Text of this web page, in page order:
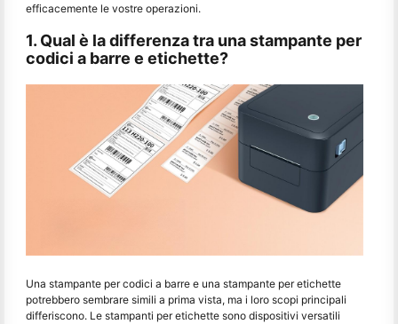
efficacemente le vostre operazioni.
1. Qual è la differenza tra una stampante per
codici a barre e etichette?
Una stampante per codici a barre e una stampante per etichette
potrebbero sembrare simili a prima vista, ma i loro scopi principali
differiscono. Le stampanti per etichette sono dispositivi versatili